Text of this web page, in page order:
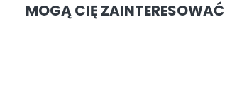
MOGĄ CIĘ ZAINTERESOWAĆ